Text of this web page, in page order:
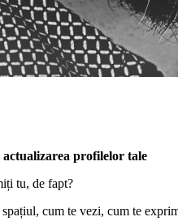
actualizarea profilelor tale
tu, de fapt?
cum te vezi, cum te